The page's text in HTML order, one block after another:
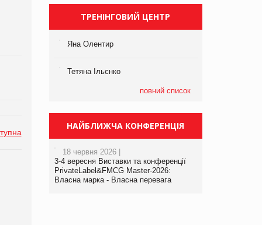
ТРЕНІНГОВИЙ ЦЕНТР
Яна Олентир
Тетяна Ільєнко
повний список
НАЙБЛИЖЧА КОНФЕРЕНЦІЯ
18 червня 2026 |
3-4 вересня Виставки та конференції
PrivateLabel&FMCG Master-2026:
Власна марка - Власна перевага